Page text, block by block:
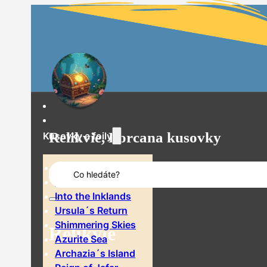
Relikvie, Lorcana kusovky
Search
...
Relikvie
Kusovky a foily
Rise of the Floodborn
Into the Inklands
Ursula´s Return
Shimmering Skies
Azurite Sea
Archazia´s Island